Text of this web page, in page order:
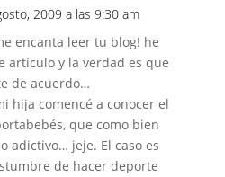
2009 a las 9:30 am
encanta leer tu blog! he
artículo y la verdad es que
de acuerdo…
hija comencé a conocer el
que como bien
adictivo… jeje. El caso es
de hacer deporte